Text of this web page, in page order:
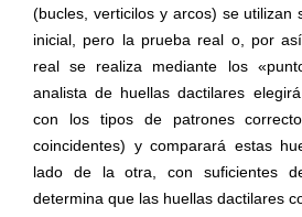
(bucles, verticilos y arcos) se utilizan
inicial, pero la prueba real o, por
real se realiza mediante los
analista de huellas dactilares
con los tipos de patrones
coincidentes) y comparará estas
lado de la otra, con suficientes
determina que las huellas dactilares